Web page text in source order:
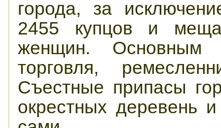
города, за
2455 купцов и
женщин. Основным
торговля,
Съестные припасы
окрестных деревень